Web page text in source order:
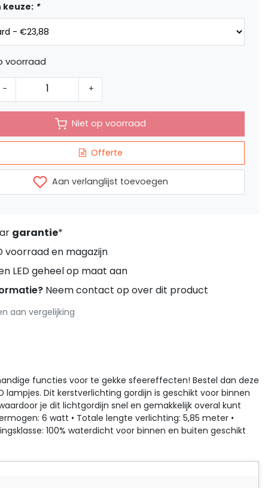
keuze: *
voorraad
- +
Niet op voorraad
Offerte
Aan verlanglijst toevoegen
garantie*
voorraad en magazijn
LED geheel op maat aan
Neem contact op over dit product
aan vergelijking
functies voor te gekke sfeereffecten! Bestel dan deze
lampjes. Dit kerstverlichting gordijn is geschikt voor binnen
je dit lichtgordijn snel en gemakkelijk overal kunt
6 watt • Totale lengte verlichting: 5,85 meter •
100% waterdicht voor binnen en buiten geschikt